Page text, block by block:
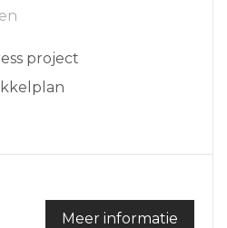
project
Meer informatie